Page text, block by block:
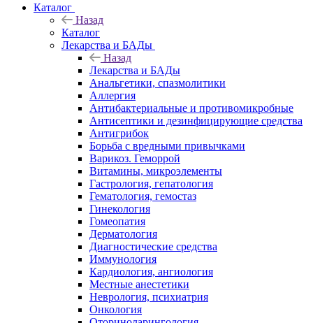
Каталог
Назад
Каталог
Лекарства и БАДы
Назад
Лекарства и БАДы
Анальгетики, спазмолитики
Аллергия
Антибактериальные и противомикробные
Антисептики и дезинфицирующие средства
Антигрибок
Борьба с вредными привычками
Варикоз. Геморрой
Витамины, микроэлементы
Гастрология, гепатология
Гематология, гемостаз
Гинекология
Гомеопатия
Дерматология
Диагностические средства
Иммунология
Кардиология, ангиология
Местные анестетики
Неврология, психиатрия
Онкология